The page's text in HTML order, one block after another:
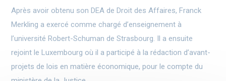
Après avoir obtenu son DEA de Droit des Affaires, Franck
Merkling a exercé comme chargé d’enseignement à
l’université Robert-Schuman de Strasbourg. Il a ensuite
rejoint le Luxembourg où il a participé à la rédaction d’avant-
projets de lois en matière économique, pour le compte du